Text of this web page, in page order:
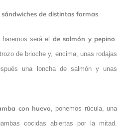
de distintas formas
haremos será el de salmón y pepino
de brioche y, encima, unas rodajas
una loncha de salmón y unas
con huevo , ponemos rúcula, una
cocidas abiertas por la mitad.